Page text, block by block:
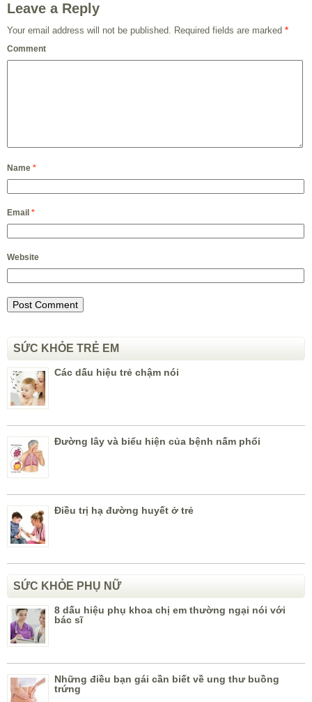
Leave a Reply
Your email address will not be published. Required fields are marked *
Comment
Name *
Email *
Website
SỨC KHỎE TRẺ EM
Các dấu hiệu trẻ chậm nói
Đường lây và biểu hiện của bệnh nấm phổi
Điều trị hạ đường huyết ở trẻ
SỨC KHỎE PHỤ NỮ
8 dấu hiệu phụ khoa chị em thường ngại nói với
bác sĩ
Những điều bạn gái cần biết về ung thư buồng
trứng